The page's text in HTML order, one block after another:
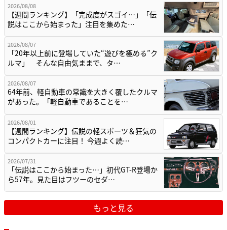
2026/08/08
【週間ランキング】「完成度がスゴイ…」「伝
説はここから始まった」注目を集めた…
2026/08/07
「20年以上前に登場していた“遊びを極める”ク
ルマ」 そんな自由気ままで、タ…
2026/08/07
64年前、軽自動車の常識を大きく覆したクルマ
があった。「軽自動車であることを…
2026/08/01
【週間ランキング】伝説の軽スポーツ＆狂気の
コンパクトカーに注目！ 今週よく読…
2026/07/31
「伝説はここから始まった…」初代GT-R登場か
ら57年。見た目はフツーのセダ…
もっと見る